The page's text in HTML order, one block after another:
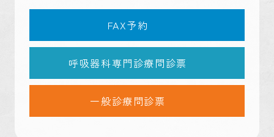
FAX予約
呼吸器科専門診療問診票
一般診療問診票